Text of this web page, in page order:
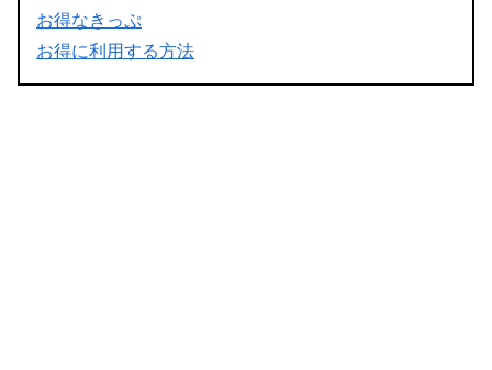
お得なきっぷ
お得に利用する方法